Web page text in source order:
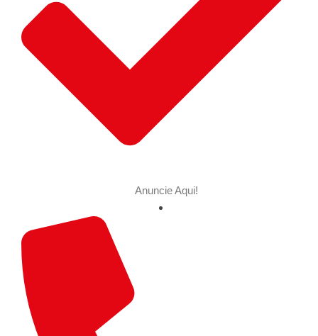
Anuncie Aqui!